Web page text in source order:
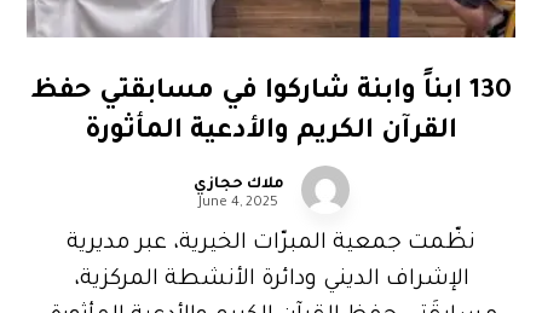
130 ابناً وابنة شاركوا في مسابقتي حفظ
القرآن الكريم والأدعية المأثورة
ملاك حجازي
June 4, 2025
نظّمت جمعية المبرّات الخيرية، عبر مديرية
الإشراف الديني ودائرة الأنشطة المركزية،